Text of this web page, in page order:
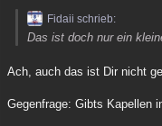
Fidaii schrieb:
Das ist doch nur ein
Ach, auch das ist Dir nicht
Gegenfrage: Gibts Kapellen